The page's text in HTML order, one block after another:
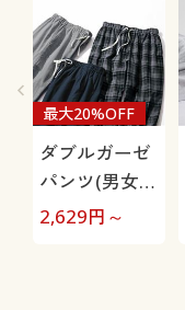
ダブルガーゼ
パンツ(男女兼
用)
最大20%OFF
2,629円～